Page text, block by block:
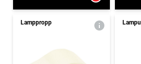
Lamppropp